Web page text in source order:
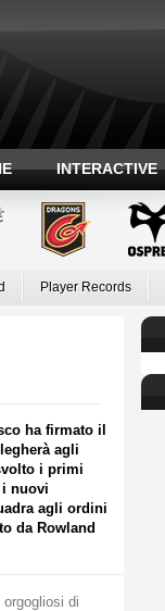
INTERACTIVE
Player Records
ha firmato il
agli
i primi
nuovi
agli ordini
da Rowland
di